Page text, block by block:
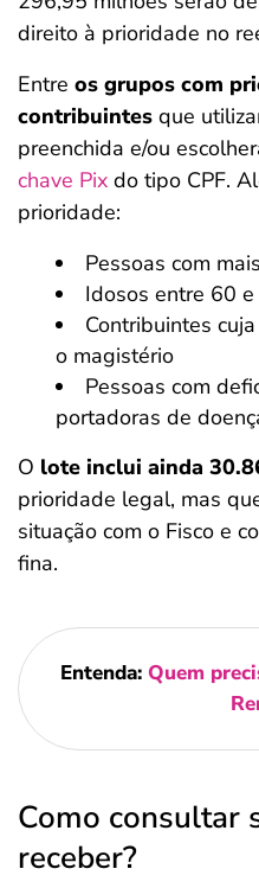
direito à prioridade no
Entre os grupos com
contribuintes que
preenchida e/ou
chave Pix do tipo CPF.
prioridade:
Pessoas com
Idosos entre 60
Contribuintes
o magistério
Pessoas com
portadoras de
O lote inclui ainda
prioridade legal, mas
situação com o Fisco e
fina.
Entenda: Quem
Como consultar
receber?